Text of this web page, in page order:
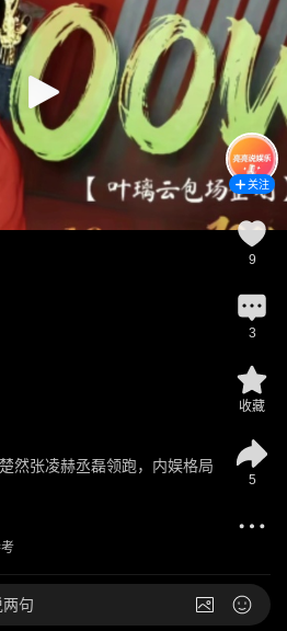
然张凌赫丞磊领跑，内娱格局
关注
9
3
收藏
5
句